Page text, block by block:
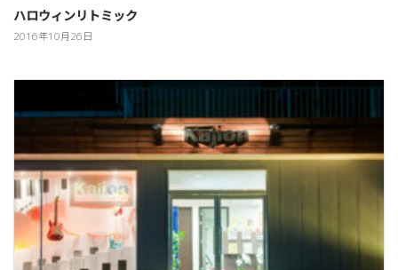
ハロウィンリトミック
2016年10月26日